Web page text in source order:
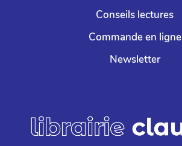
Conseils lectures
Commande en ligne
Newsletter